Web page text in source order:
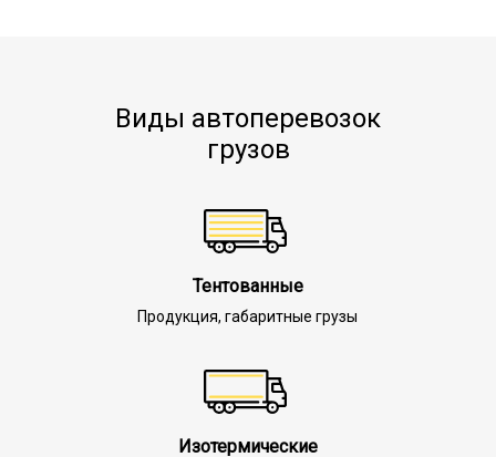
Виды автоперевозок
грузов
Тентованные
Продукция, габаритные грузы
Изотермические